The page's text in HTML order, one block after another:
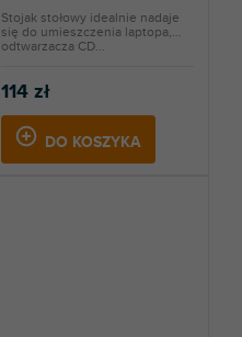
114 zł
DO KOSZYKA
Stojak stołowy idealnie nadaje
się do umieszczenia laptopa,
odtwarzacza CD...